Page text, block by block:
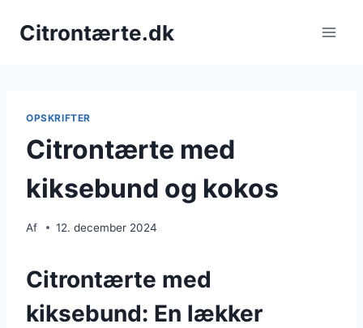
Citrontærte.dk
OPSKRIFTER
Citrontærte med
kiksebund og kokos
Af 12. december 2024
Citrontærte med
kiksebund: En lækker